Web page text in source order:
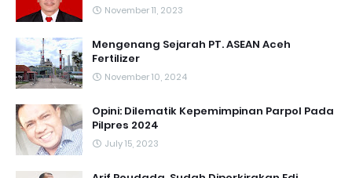
November 11, 2023
Mengenang Sejarah PT. ASEAN Aceh
Fertilizer
November 10, 2024
Opini: Dilematik Kepemimpinan Parpol Pada
Pilpres 2024
July 15, 2023